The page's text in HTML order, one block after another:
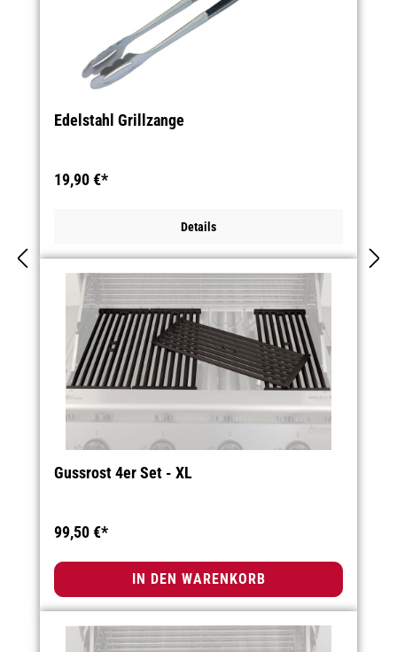
Edelstahl Grillzange
19,90 €*
Details
Gussrost 4er Set - XL
99,50 €*
IN DEN WARENKORB